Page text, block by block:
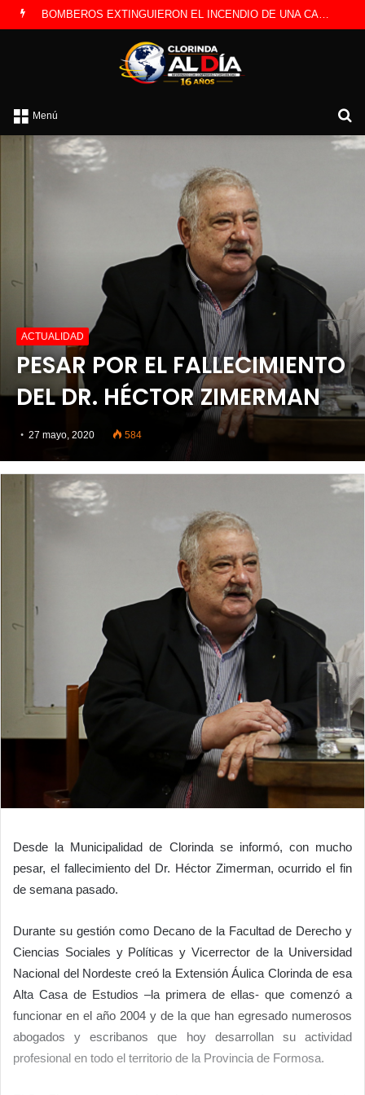
BOMBEROS EXTINGUIERON EL INCENDIO DE UNA CAMIONETA Y DETERMINARON QUE FUE POR UNA FALLA ELÉCTRICA
Menú
ACTUALIDAD
PESAR POR EL FALLECIMIENTO
DEL DR. HÉCTOR ZIMERMAN
27 mayo, 2020 584
Desde la Municipalidad de Clorinda se informó, con mucho
pesar, el fallecimiento del Dr. Héctor Zimerman, ocurrido el fin
de semana pasado.
Durante su gestión como Decano de la Facultad de Derecho y
Ciencias Sociales y Políticas y Vicerrector de la Universidad
Nacional del Nordeste creó la Extensión Áulica Clorinda de esa
Alta Casa de Estudios –la primera de ellas- que comenzó a
funcionar en el año 2004 y de la que han egresado numerosos
abogados y escribanos que hoy desarrollan su actividad
profesional en todo el territorio de la Provincia de Formosa.